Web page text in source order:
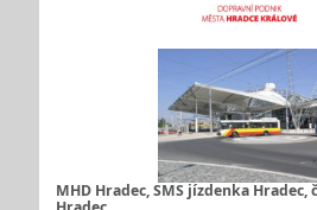
MHD Hradec, SMS jízdenka Hradec,